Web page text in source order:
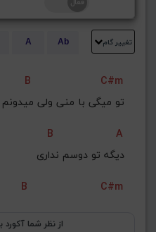
تغییر گام Ab
A
B
C#m
تو میگی با منی ولی میدونم
B
A
دیگه تو دوسم نداری
B
C#m
از نظر شما آکورد